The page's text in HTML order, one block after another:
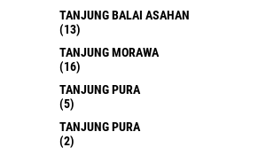
TANJUNG BALAI ASAHAN
(13)
TANJUNG MORAWA
(16)
TANJUNG PURA
(5)
TANJUNG PURA
(2)